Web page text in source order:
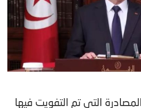
التي تم التفويت فيها